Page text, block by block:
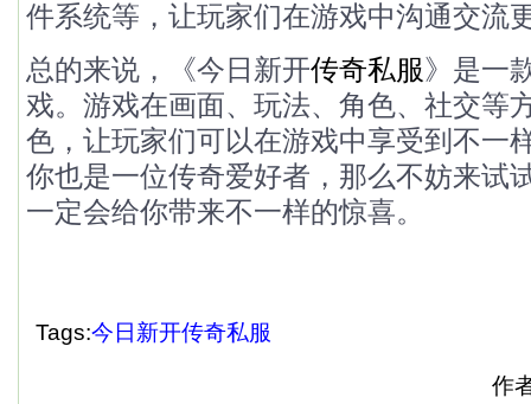
件系统等，让玩家们在游戏中沟通交流
总的来说，《今日新开传奇私服》是一
戏。游戏在画面、玩法、角色、社交等
色，让玩家们可以在游戏中享受到不一
你也是一位传奇爱好者，那么不妨来试
一定会给你带来不一样的惊喜。
Tags:今日新开传奇私服
作